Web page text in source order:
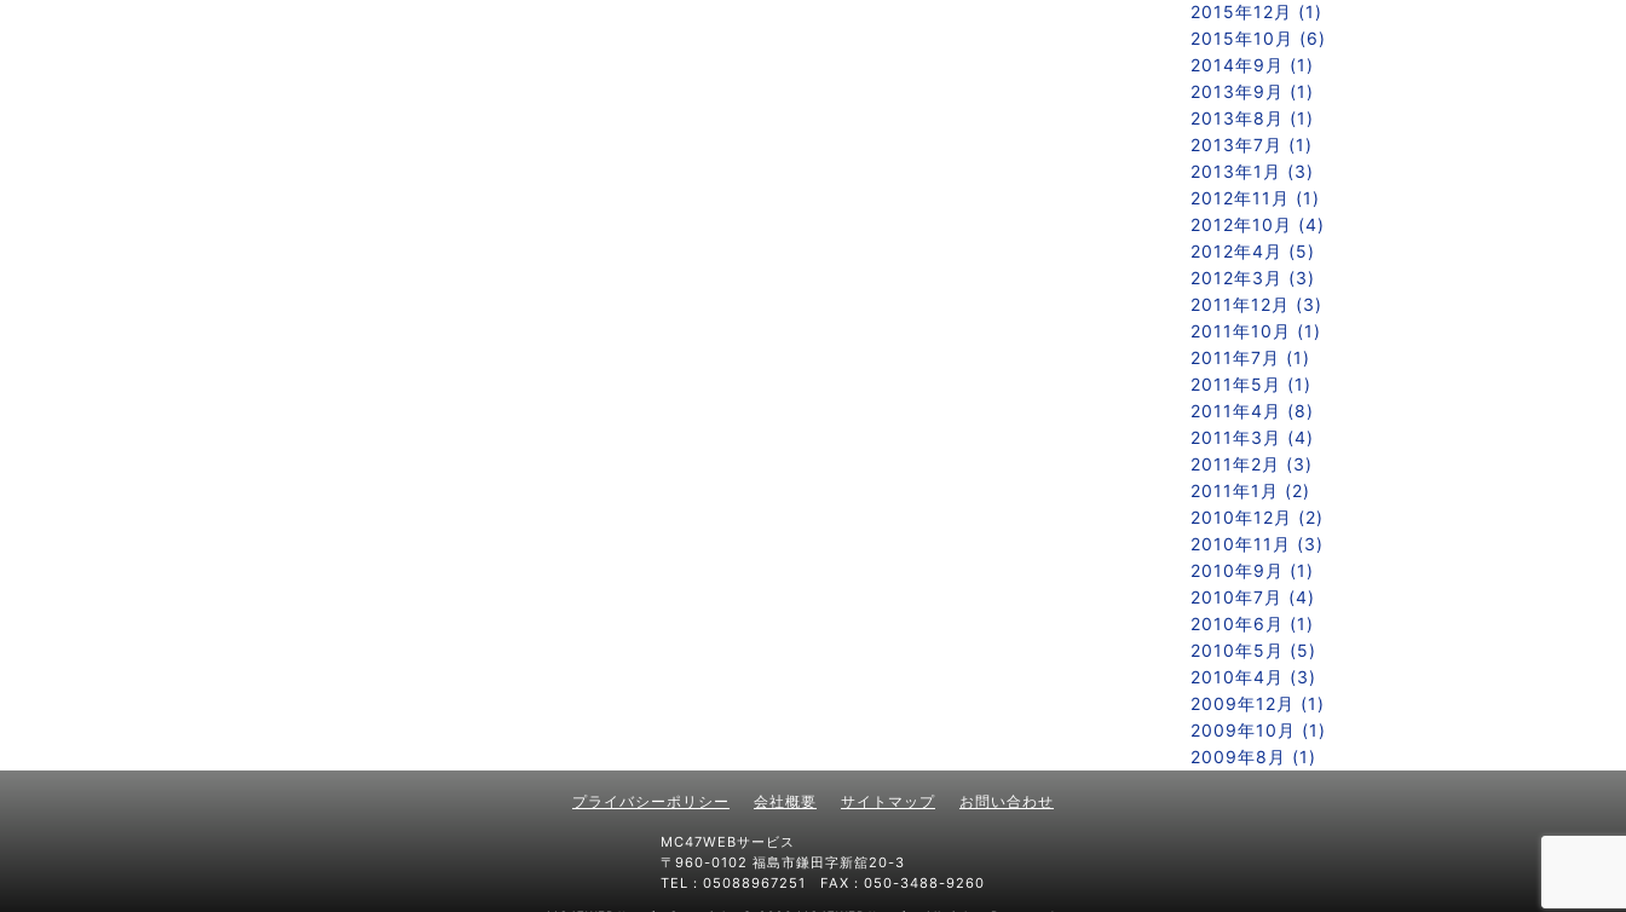
2015年12月 (1)
2015年10月 (6)
2014年9月 (1)
2013年9月 (1)
2013年8月 (1)
2013年7月 (1)
2013年1月 (3)
2012年11月 (1)
2012年10月 (4)
2012年4月 (5)
2012年3月 (3)
2011年12月 (3)
2011年10月 (1)
2011年7月 (1)
2011年5月 (1)
2011年4月 (8)
2011年3月 (4)
2011年2月 (3)
2011年1月 (2)
2010年12月 (2)
2010年11月 (3)
2010年9月 (1)
2010年7月 (4)
2010年6月 (1)
2010年5月 (5)
2010年4月 (3)
2009年12月 (1)
2009年10月 (1)
2009年8月 (1)
プライバシーポリシー 会社概要 サイトマップ お問い合わせ
MC47WEBサービス
〒960-0102 福島市鎌田字新舘20-3
TEL：05088967251 FAX：050-3488-9260